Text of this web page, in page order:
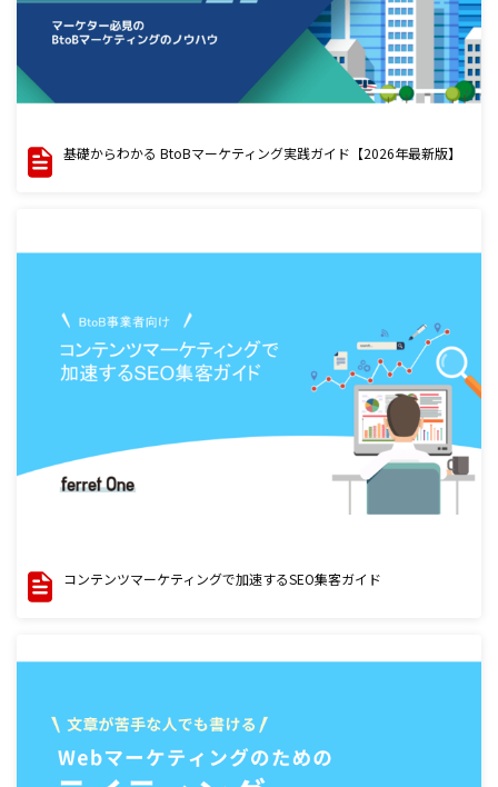
基礎からわかる BtoBマーケティング実践ガイド【2026年最新版】
コンテンツマーケティングで加速するSEO集客ガイド